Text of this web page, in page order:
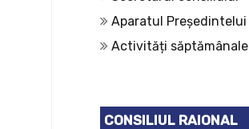
Aparatul Președintelui
Activități săptămânale
CONSILIUL RAIONAL